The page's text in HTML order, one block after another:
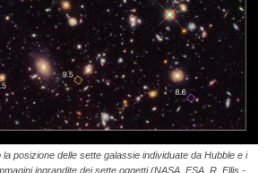
posizione delle sette galassie individuate da Hubble e i
ingrandite dei sette oggetti (NASA, ESA, R. Ellis -